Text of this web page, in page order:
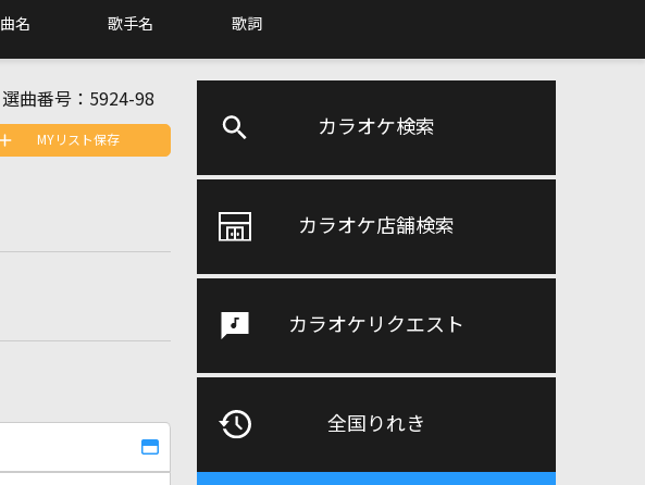
曲名 歌手名 歌詞
カラオケ検索
カラオケ店舗検索
カラオケリクエスト
全国りれき
選曲番号： 5924-98
MYリスト保存